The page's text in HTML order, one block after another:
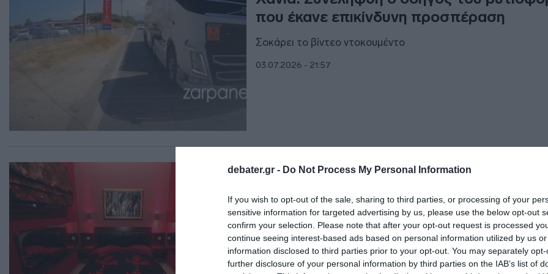
debater.gr - Do Not Process My Personal Information
If you wish to opt-out of the sale, sharing to third parties, or processing of your
sensitive information for targeted advertising by us, please use the below opt-out
confirm your selection. Please note that after your opt-out request is processed
continue seeing interest-based ads based on personal information utilized by us
information disclosed to third parties prior to your opt-out. You may separately
further disclosure of your personal information by third parties on the IAB’s list of
που έκανε επικίνδυνη προσπέραση
Σοκάρει το βίντεο ντοκουμέντο
03.07.2026 - 21:57
ΕΛΛΑΔΑ
Αθήνας και της Καλλιθέας –
άτομα
Κατασχέθηκαν 1.535 ευρώ
03.07.2026 - 21:43